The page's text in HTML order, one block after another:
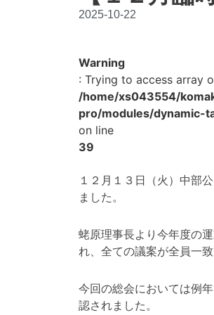
2025-10-22
Warning
: Trying to access array
/home/xs043554/
pro/modules/dynamic-
on line
39
１２月１３日（火）中部
ました。
蛯原理事長より今年度の
れ、全ての議案が全員一
今回の総会においては例
認されました。